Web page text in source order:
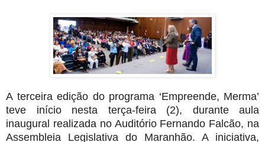
A terceira edição do programa ‘Empreende, Merma’
teve início nesta terça-feira (2), durante aula
inaugural realizada no Auditório Fernando Falcão, na
Assembleia Legislativa do Maranhão. A iniciativa,